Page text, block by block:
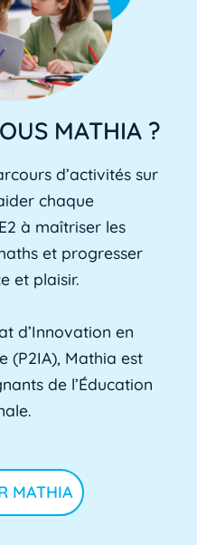
MATHIA ?
d’activités sur
chaque
à maîtriser les
et progresser
et plaisir.
d’Innovation en
(P2IA), Mathia est
de l’Éducation
MATHIA